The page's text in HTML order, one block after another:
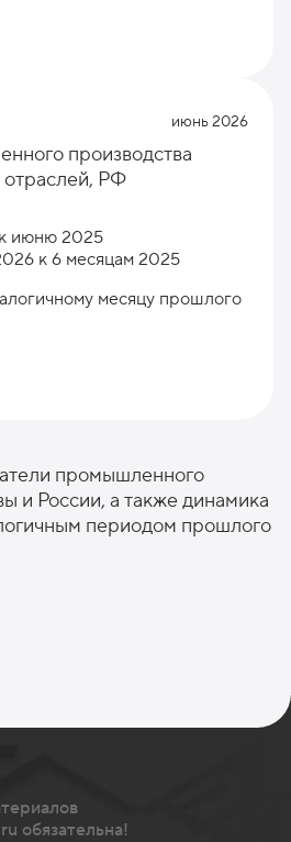
июнь 2026
производства
РФ
июню 2025
к 6 месяцам 2025
месяцу прошлого
промышленного
и России, а также динамика
периодом прошлого
обязательна!